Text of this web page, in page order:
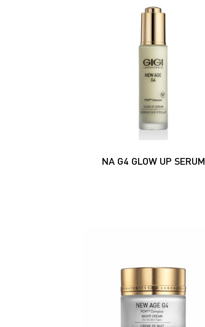
NA G4 GLOW UP SERUM